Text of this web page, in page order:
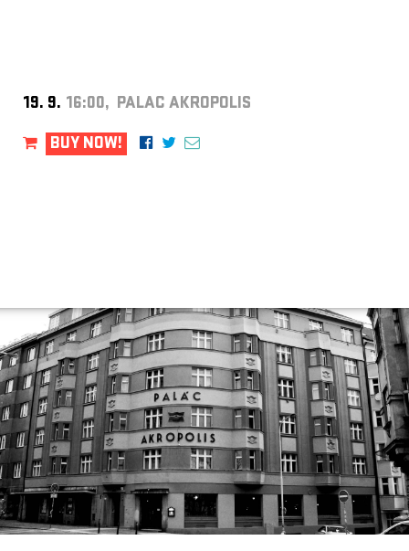
19. 9. 16:00, PALAC AKROPOLIS
BUY NOW!